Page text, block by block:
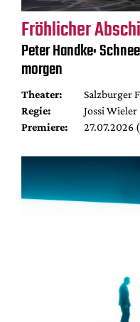
Fröhlicher
Peter Handke:
morgen
Theater:
Salzburger
Regie:
Jossi Wieler
Premiere:
27.07.2026